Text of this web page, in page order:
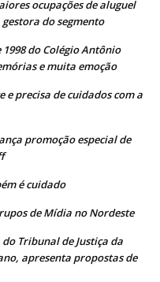
ocupações de aluguel
do segmento
do Colégio Antônio
e muita emoção
e precisa de cuidados com a
promoção especial de
é cuidado
de Mídia no Nordeste
Tribunal de Justiça da
apresenta propostas de